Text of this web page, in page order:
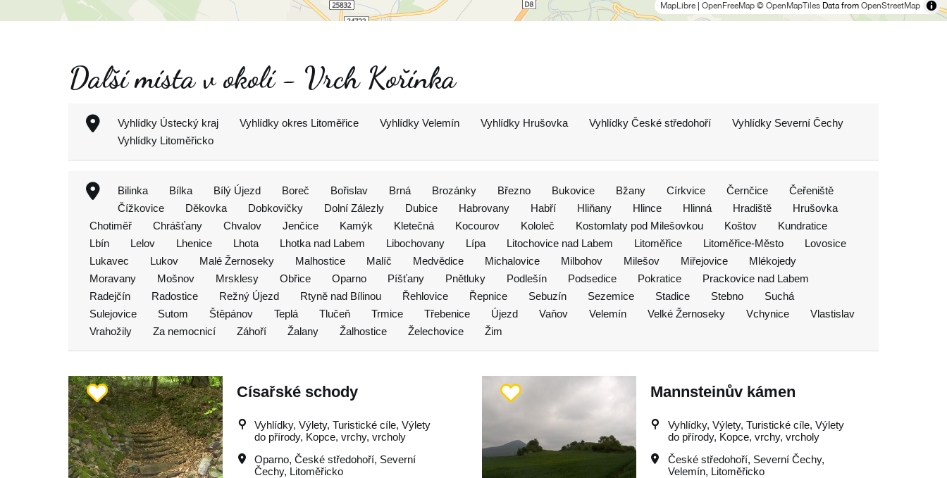
MapLibre OpenFreeMap © OpenMapTiles Data from OpenStreetMap
Další místa v okolí - Vrch Kořínka
Vyhlídky Ústecký kraj Vyhlídky okres Litoměřice Vyhlídky Velemín Vyhlídky Hrušovka Vyhlídky České středohoří
Vyhlídky Severní Čechy
Vyhlídky Litoměřicko
Bilinka Bílka Bílý Újezd Boreč Bořislav Brná Brozánky Březno Bukovice Bžany Církvice Černčice
Čeřeniště
Čížkovice
Děkovka Dobkovičky Dolní Zálezly Dubice Habrovany Habří Hliňany Hlince Hlinná Hradiště
Hrušovka
Chotiměř
Chrášťany Chvalov Jenčice Kamýk Kletečná Kocourov Kololeč Kostomlaty pod Milešovkou Koštov
Kundratice
Lbín
Lelov Lhenice Lhota Lhotka nad Labem Libochovany Lípa Litochovice nad Labem Litoměřice Litoměřice-Město
Lovosice
Lukavec
Lukov Malé Žernoseky Malhostice Malíč Medvědice Michalovice Milbohov Milešov Miřejovice
Mlékojedy
Moravany
Mošnov Mrsklesy Obřice Oparno Píšťany Pnětluky Podlešín Podsedice Pokratice
Prackovice nad Labem
Radejčín
Radostice Režný Újezd Rtyně nad Bílinou Řehlovice Řepnice Sebuzín Sezemice Stadice Stebno
Suchá
Sulejovice
Sutom Štěpánov Teplá Tlučeň Trmice Třebenice Újezd Vaňov Velemín Velké Žernoseky Vchynice
Vlastislav
Vrahožily
Za nemocnicí Záhoří Žalany Žalhostice Želechovice Žim
Císařské schody
Vyhlídky, Výlety, Turistické cíle, Výlety
do přírody, Kopce, vrchy, vrcholy
Oparno,České středohoří, Severní
Čechy, Litoměřicko
Mannsteinův kámen
Vyhlídky, Výlety, Turistické cíle, Výlety
do přírody, Kopce, vrchy, vrcholy
České středohoří, Severní Čechy,
Velemín, Litoměřicko